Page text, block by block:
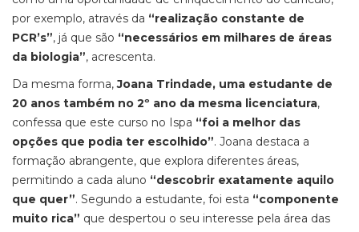
por exemplo, através da “realização constante de
PCR’s”, já que são “necessários em milhares de áreas
da biologia”, acrescenta.
Da mesma forma,Joana Trindade, uma estudante de
20 anos também no 2º ano da mesma licenciatura,
confessa que este curso no Ispa “foi a melhor das
opções que podia ter escolhido”. Joana destaca a
formação abrangente, que explora diferentes áreas,
permitindo a cada aluno “descobrir exatamente aquilo
que quer”. Segundo a estudante, foi esta “componente
muito rica” que despertou o seu interesse pela área das